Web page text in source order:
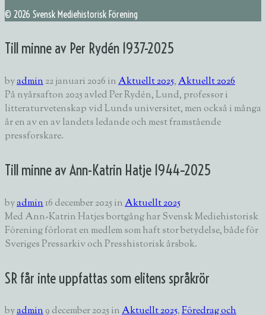
© 2026 Svensk Mediehistorisk Förening
Till minne av Per Rydén 1937-2025
byadmin22 januari 2026 inAktuellt 2025,Aktuellt 2026
På nyårsafton 2025 avled Per Rydén, Lund, professor i
litteraturvetenskap vid Lunds universitet, men också i många
år en av en av landets ledande och mest framstående
pressforskare.
Till minne av Ann-Katrin Hatje 1944–2025
byadmin16 december 2025inAktuellt 2025
Med Ann-Katrin Hatjes bortgång har Svensk Mediehistorisk
Förening förlorat en medlem som haft stor betydelse, både för
Sveriges Pressarkiv och Presshistorisk årsbok.
SR får inte uppfattas som elitens språkrör
byadmin9 december 2025inAktuellt 2025,Föredrag och